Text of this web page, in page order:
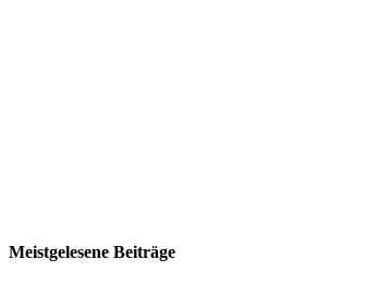
Meistgelesene Beiträge